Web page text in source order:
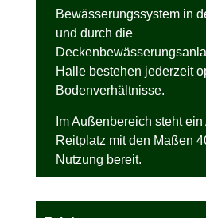
Bewässerungssystem in
und durch die
Halle bestehen jederzeit
Bodenverhältnisse.
Im Außenbereich steht
Reitplatz mit den Maßen
Nutzung bereit.